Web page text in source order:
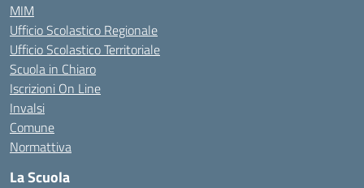
MIM
Ufficio Scolastico Regionale
Ufficio Scolastico Territoriale
Scuola in Chiaro
Iscrizioni On Line
Invalsi
Comune
Normattiva
La Scuola